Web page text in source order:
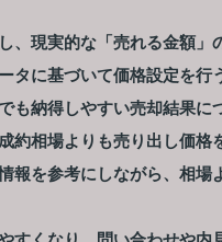
、現実的な「売れる金額」
タに基づいて価格設定を行
も納得しやすい売却結果に
約相場よりも売り出し価格
報を参考にしながら、相